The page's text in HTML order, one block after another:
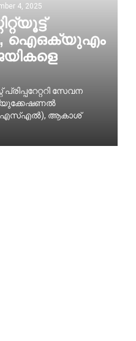
4, 2025
ഐഒക്യുഎം
സേവന
ആകാശ്